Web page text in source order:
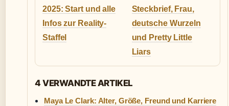
2025: Start und alle
Infos zur Reality-
Staffel
Steckbrief, Frau,
deutsche Wurzeln
und Pretty Little
Liars
4 VERWANDTE ARTIKEL
Maya Le Clark: Alter, Größe, Freund und Karriere